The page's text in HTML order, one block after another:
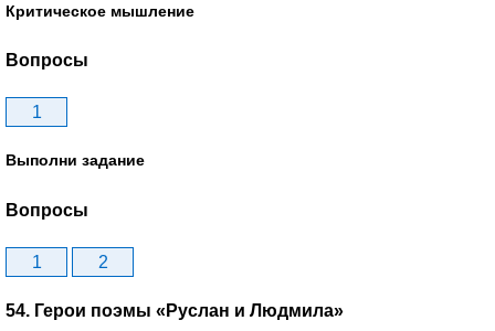
Критическое мышление
Вопросы
1
Выполни задание
Вопросы
1 2
54. Герои поэмы «Руслан и Людмила»